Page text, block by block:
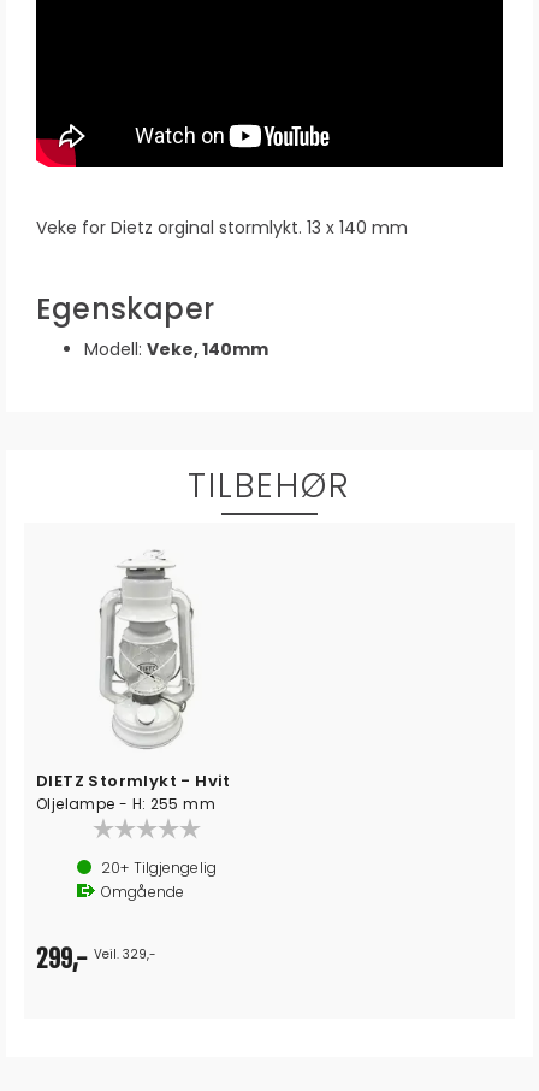
Veke for Dietz orginal stormlykt. 13 x 140 mm
Egenskaper
Modell: Veke, 140mm
TILBEHØR
DIETZ Stormlykt - Hvit
Oljelampe - H: 255 mm
20+ Tilgjengelig
Omgående
299,- Veil. 329,-